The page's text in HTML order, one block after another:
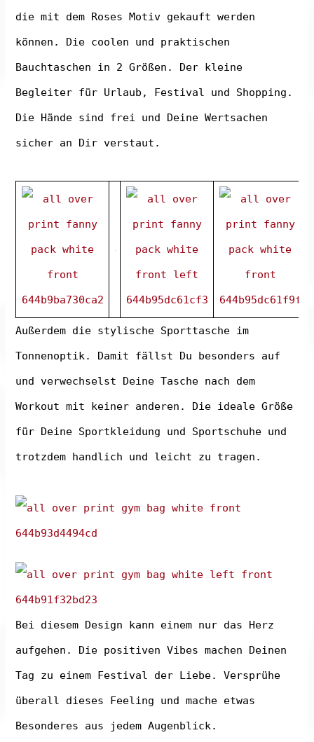
die mit dem Roses Motiv gekauft werden
können. Die coolen und praktischen
Bauchtaschen in 2 Größen. Der kleine
Begleiter für Urlaub, Festival und Shopping.
Die Hände sind frei und Deine Wertsachen
sicher an Dir verstaut.
Außerdem die stylische Sporttasche im
Tonnenoptik. Damit fällst Du besonders auf
und verwechselst Deine Tasche nach dem
Workout mit keiner anderen. Die ideale Größe
für Deine Sportkleidung und Sportschuhe und
trotzdem handlich und leicht zu tragen.
Bei diesem Design kann einem nur das Herz
aufgehen. Die positiven Vibes machen Deinen
Tag zu einem Festival der Liebe. Versprühe
überall dieses Feeling und mache etwas
Besonderes aus jedem Augenblick.